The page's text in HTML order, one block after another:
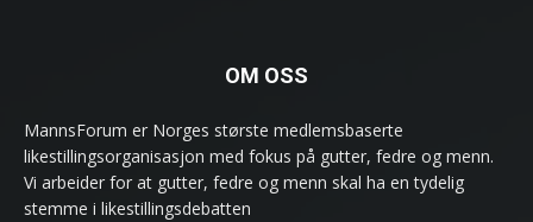
OM OSS
MannsForum er Norges største medlemsbaserte
likestillingsorganisasjon med fokus på gutter, fedre og menn.
Vi arbeider for at gutter, fedre og menn skal ha en tydelig
stemme i likestillingsdebatten